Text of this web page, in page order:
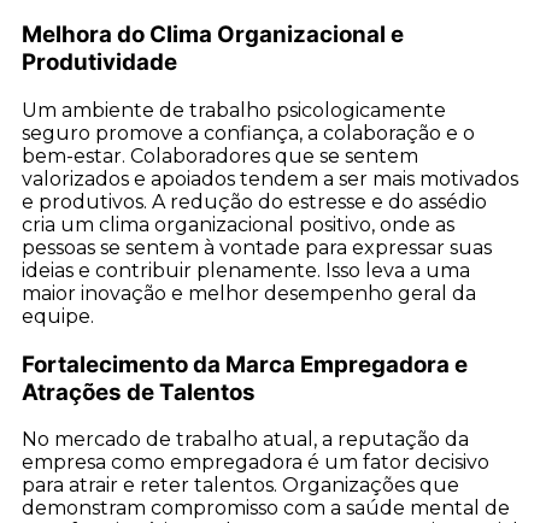
Melhora do Clima Organizacional e
Produtividade
Um ambiente de trabalho psicologicamente
seguro promove a confiança, a colaboração e o
bem-estar. Colaboradores que se sentem
valorizados e apoiados tendem a ser mais motivados
e produtivos. A redução do estresse e do assédio
cria um clima organizacional positivo, onde as
pessoas se sentem à vontade para expressar suas
ideias e contribuir plenamente. Isso leva a uma
maior inovação e melhor desempenho geral da
equipe.
Fortalecimento da Marca Empregadora e
Atrações de Talentos
No mercado de trabalho atual, a reputação da
empresa como empregadora é um fator decisivo
para atrair e reter talentos. Organizações que
demonstram compromisso com a saúde mental de